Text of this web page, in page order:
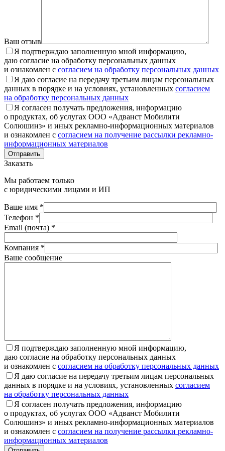
Ваш отзыв
Я подтверждаю заполненную мной информацию,
даю согласие на обработку персональных данных
и ознакомлен с согласием на обработку персональных данных
Я даю согласие на передачу третьим лицам персональных
данных в порядке и на условиях, установленных согласием
на обработку персональных данных
Я согласен получать предложения, информацию
о продуктах, об услугах ООО «Адванст Мобилити
Солюшинз» и иных рекламно-информационных материалов
и ознакомлен с согласием на получение рассылки рекламно-
информационных материалов
Отправить
Заказать
Мы работаем только
с юридическими лицами и ИП
Ваше имя *
Телефон *
Email (почта) *
Компания *
Ваше сообщение
Я подтверждаю заполненную мной информацию,
даю согласие на обработку персональных данных
и ознакомлен с согласием на обработку персональных данных
Я даю согласие на передачу третьим лицам персональных
данных в порядке и на условиях, установленных согласием
на обработку персональных данных
Я согласен получать предложения, информацию
о продуктах, об услугах ООО «Адванст Мобилити
Солюшинз» и иных рекламно-информационных материалов
и ознакомлен с согласием на получение рассылки рекламно-
информационных материалов